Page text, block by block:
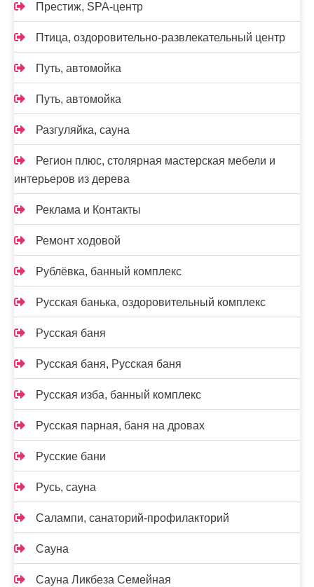
Престиж, SPA-центр
Птица, оздоровительно-развлекательный центр
Путь, автомойка
Путь, автомойка
Разгуляйка, сауна
Регион плюс, столярная мастерская мебели и
интерьеров из дерева
Реклама и Контакты
Ремонт ходовой
Рублёвка, банный комплекс
Русская банька, оздоровительный комплекс
Русская баня
Русская баня, Русская баня
Русская изба, банный комплекс
Русская парная, баня на дровах
Русские бани
Русь, сауна
Салампи, санаторий-профилакторий
Сауна
Сауна Ликбеза Семейная